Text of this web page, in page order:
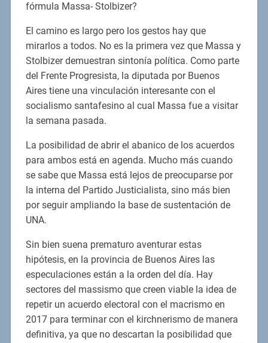
fórmula Massa- Stolbizer?
El camino es largo pero los gestos hay que
mirarlos a todos. No es la primera vez que Massa y
Stolbizer demuestran sintonía política. Como parte
del Frente Progresista, la diputada por Buenos
Aires tiene una vinculación interesante con el
socialismo santafesino al cual Massa fue a visitar
la semana pasada.
La posibilidad de abrir el abanico de los acuerdos
para ambos está en agenda. Mucho más cuando
se sabe que Massa está lejos de preocuparse por
la interna del Partido Justicialista, sino más bien
por seguir ampliando la base de sustentación de
UNA.
Sin bien suena prematuro aventurar estas
hipótesis, en la provincia de Buenos Aires las
especulaciones están a la orden del día. Hay
sectores del massismo que creen viable la idea de
repetir un acuerdo electoral con el macrismo en
2017 para terminar con el kirchnerismo de manera
definitiva, ya que no descartan la posibilidad que